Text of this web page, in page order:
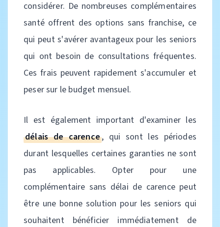
considérer. De nombreuses complémentaires
santé offrent des options sans franchise, ce
qui peut s'avérer avantageux pour les seniors
qui ont besoin de consultations fréquentes.
Ces frais peuvent rapidement s'accumuler et
peser sur le budget mensuel.
Il est également important d'examiner les
délais de carence, qui sont les périodes
durant lesquelles certaines garanties ne sont
pas applicables. Opter pour une
complémentaire sans délai de carence peut
être une bonne solution pour les seniors qui
souhaitent bénéficier immédiatement de